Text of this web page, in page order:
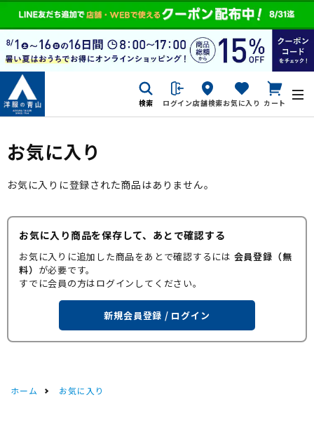
検索 ログイン店舗検索お気に入り カート
お気に入り
お気に入りに登録された商品はありません。
お気に入り商品を保存して、あとで確認する
お気に入りに追加した商品をあとで確認するには 会員登録（無
料） が必要です。
すでに会員の方はログインしてください。
新規会員登録 / ログイン
ホーム お気に入り